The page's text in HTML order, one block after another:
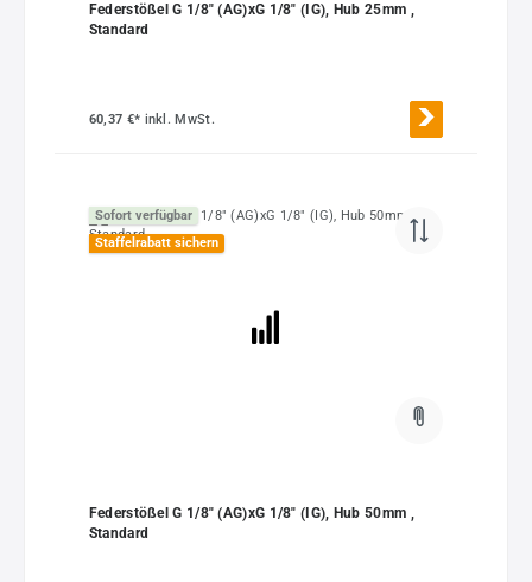
Federstößel G 1/8" (AG)xG 1/8" (IG), Hub 25mm ,
Standard
60,37 €* inkl. MwSt.
Sofort verfügbar
Staffelrabatt sichern
Federstößel G 1/8" (AG)xG 1/8" (IG), Hub 50mm ,
Standard